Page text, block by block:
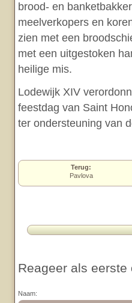
brood- en
meelverkopers en
zien met een
met een uitgestoken
heilige mis.
Lodewijk XIV
feestdag van Saint
ter ondersteuning van
Terug:
Pavlova
Reageer als eerste
Naam: